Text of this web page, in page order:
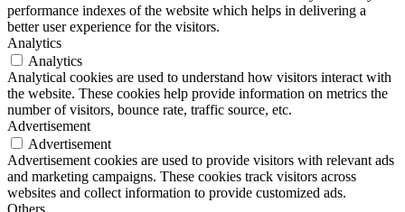
performance indexes of the website which helps in delivering a
better user experience for the visitors.
Analytics
Analytics
Analytical cookies are used to understand how visitors interact with
the website. These cookies help provide information on metrics the
number of visitors, bounce rate, traffic source, etc.
Advertisement
Advertisement
Advertisement cookies are used to provide visitors with relevant ads
and marketing campaigns. These cookies track visitors across
websites and collect information to provide customized ads.